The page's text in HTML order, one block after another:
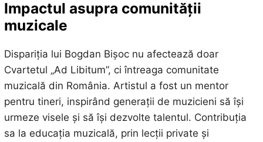
Impactul asupra comunității
muzicale
Dispariția lui Bogdan Bișoc nu afectează doar
Cvartetul „Ad Libitum”, ci întreaga comunitate
muzicală din România. Artistul a fost un mentor
pentru tineri, inspirând generații de muzicieni să își
urmeze visele și să își dezvolte talentul. Contribuția
sa la educația muzicală, prin lecții private și